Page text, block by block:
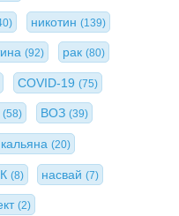
никотин (139)
(92) рак (80)
COVID-19 (75)
(58) ВОЗ (39)
(20)
(8) насвай(7)
(2)